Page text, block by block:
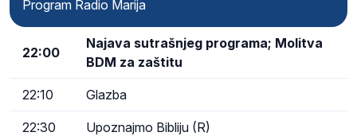
Program Radio Marija
22:00
Najava sutrašnjeg programa; Molitva
BDM za zaštitu
22:10 Glazba
22:30 Upoznajmo Bibliju (R)